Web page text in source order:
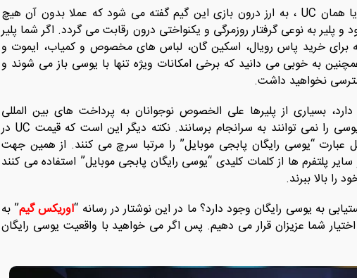
در بازی مهیج و پر طرفدار پابجی موبایل، یوسی یا همان UC ، به ارز درون ‌بازی این گیم گفته می شود که عملا بدون آن هیچ
به نوعی گرفتار روزمرگی و یکنواختی درون رقابت می گردد. اگر شما پلیر
برای خرید پاس رویال، اسکین گان، لباس ‌های مخصوص و کمیاب، ایموت و
به خوبی می دانید که برخی امکانات ویژه تنها با یوسی باز می شوند و
نخواهید داشت.
بسیاری از پلیرها علی الخصوص نوجوانان به پرداخت های بین ‌المللی
دسترسی ندارند و به همین خاطر خرید مستقیم یوسی را نمی توانند به سرانجام برسانند. نکته دیگر این است که قیمت UC در
عبارت “یوسی رایگان پابجی موبایل” را مرتبا سرچ می کنند. از همین جهت
پلتفرم ها از کلمات کلیدی “یوسی رایگان پابجی موبایل” استفاده می کنند
را بالا ببرند.
به یوسی رایگان وجود دارد؟ ما در این نوشتار در رسانه “اوریکس گیم” به
شما عزیزان قرار می دهیم. پس اگر می خواهید با واقعیت یوسی رایگان